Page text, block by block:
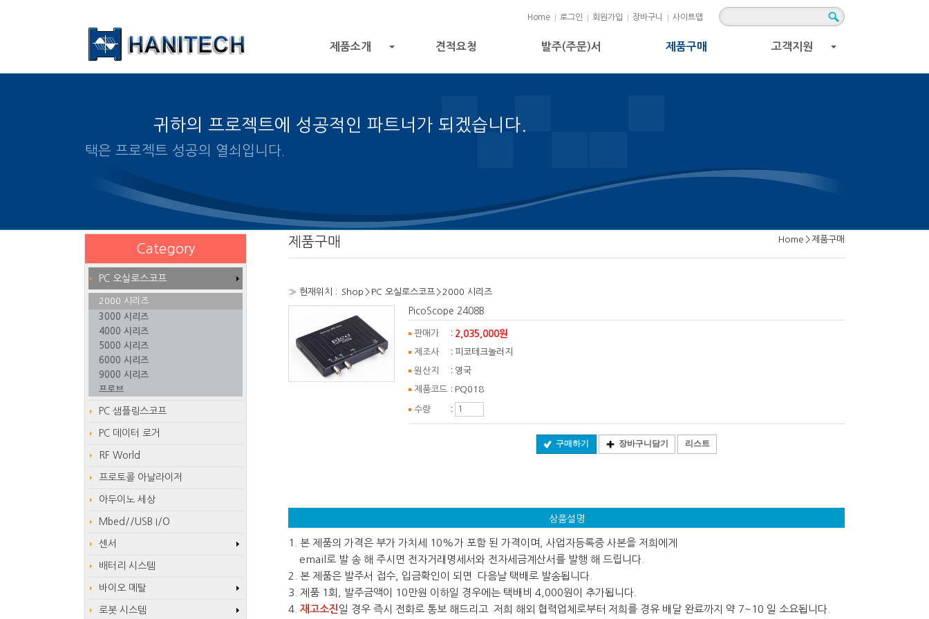
Home 로그인 회원가입 장바구니 사이트맵
제품소개 견적요청 발주(주문)서 제품구매 고객지원
귀하의 프로젝트에 성공적인 파트너가 되겠습니다.
알맞은 제품의 선택은 프로젝트 성공의 열쇠입니다.
Home > 제품구매
제품구매
» 현재위치 : Shop > PC 오실로스코프 > 2000 시리즈
PicoScope 2408B
판매가 : 2,035,000원
제조사 : 피코테크놀러지
원산지 : 영국
제품코드 : PQ018
수량 :
구매하기 장바구니담기 리스트
상품설명
1. 본 제품의 가격은 부가 가치세 10%가 포함 된 가격이며, 사업자등록증 사본을 저희에게
email로 발 송 해 주시면 전자거래명세서와 전자세금계산서를 발행 해 드립니다.
2. 본 제품은 발주서 접수, 입금확인이 되면 다음날 택배로 발송됩니다.
3. 제품 1회, 발주금액이 10만원 이하일 경우에는 택배비 4,000원이 추가됩니다.
4. 재고소진 일 경우 즉시 전화로 통보 해드리고 저희 해외 협력업체로부터 저희를 경유 배달 완료까지 약 7~10 일 소요됩니다.
Category
PC 오실로스코프
2000 시리즈
3000 시리즈
4000 시리즈
5000 시리즈
6000 시리즈
9000 시리즈
프로브
PC 샘플링스코프
PC 데이터 로거
RF World
프로토콜 아날라이저
아두이노 세상
Mbed//USB I/O
센서
배터리 시스템
바이오 메탈
로봇 시스템